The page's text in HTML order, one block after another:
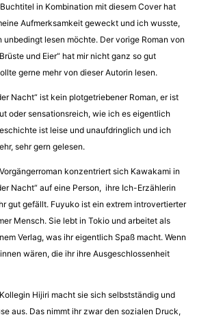
in Kombination mit diesem Cover hat
Aufmerksamkeit geweckt und ich wusste,
unbedingt lesen möchte. Der vorige Roman von
und Eier“ hat mir nicht ganz so gut
gerne mehr von dieser Autorin lesen.
Nacht“ ist kein plotgetriebener Roman, er ist
oder sensationsreich, wie ich es eigentlich
ist leise und unaufdringlich und ich
sehr gern gelesen.
konzentriert sich Kawakami in
Nacht“ auf eine Person, ihre Ich-Erzählerin
gut gefällt. Fuyuko ist ein extrem introvertierter
Mensch. Sie lebt in Tokio und arbeitet als
Verlag, was ihr eigentlich Spaß macht. Wenn
wären, die ihr ihre Ausgeschlossenheit
Hijiri macht sie sich selbstständig und
aus. Das nimmt ihr zwar den sozialen Druck,